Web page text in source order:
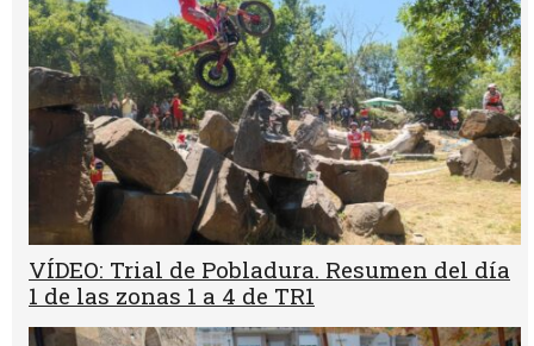
VÍDEO: Trial de Pobladura. Resumen del día
1 de las zonas 1 a 4 de TR1